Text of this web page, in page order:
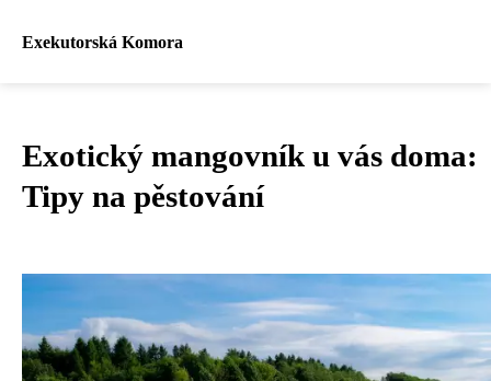
Exekutorská Komora
Exotický mangovník u vás doma:
Tipy na pěstování